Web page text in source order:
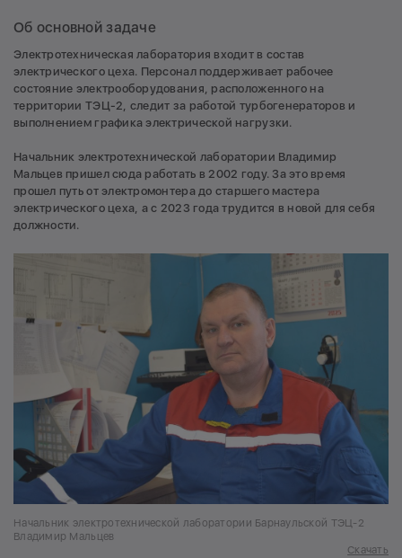
Об основной задаче
Электротехническая лаборатория входит в состав
электрического цеха. Персонал поддерживает рабочее
состояние электрооборудования, расположенного на
территории ТЭЦ-2, следит за работой турбогенераторов и
выполнением графика электрической нагрузки.
Начальник электротехнической лаборатории Владимир
Мальцев пришел сюда работать в 2002 году. За это время
прошел путь от электромонтера до старшего мастера
электрического цеха, а с 2023 года трудится в новой для себя
должности.
Начальник электротехнической лаборатории Барнаульской ТЭЦ-2
Владимир Мальцев
Скачать